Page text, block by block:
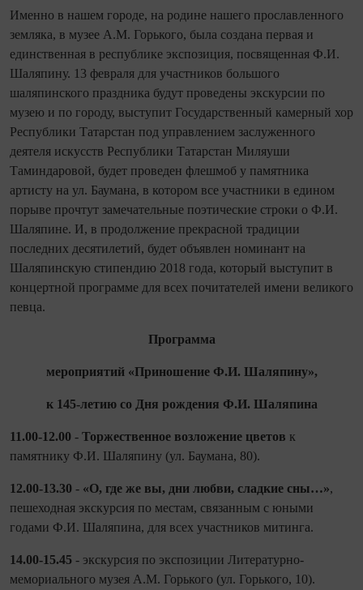
Именно в нашем городе, на родине нашего прославленного
земляка, в музее А.М. Горького, была создана первая и
единственная в республике экспозиция, посвященная Ф.И.
Шаляпину. 13 февраля для участников большого
шаляпинского праздника будут проведены экскурсии по
музею и по городу, выступит Государственный камерный хор
Республики Татарстан под управлением заслуженного
деятеля искусств Республики Татарстан Миляуши
Таминдаровой, будет проведен флешмоб у памятника
артисту на ул. Баумана, в котором все участники в едином
порыве прочтут замечательные поэтические строки о Ф.И.
Шаляпине. И, в продолжение прекрасной традиции
последних десятилетий, будет объявлен номинант на
Шаляпинскую стипендию 2018 года, который выступит в
концертной программе для всех почитателей имени великого
певца.
Программа
мероприятий «Приношение Ф.И. Шаляпину»,
к 145-летию со Дня рождения Ф.И. Шаляпина
11.00-12.00 - Торжественное возложение цветов к
памятнику Ф.И. Шаляпину (ул. Баумана, 80).
12.00-13.30 - «О, где же вы, дни любви, сладкие сны…»,
пешеходная экскурсия по местам, связанным с юными
годами Ф.И. Шаляпина, для всех участников митинга.
14.00-15.45 - экскурсия по экспозиции Литературно-
мемориального музея А.М. Горького (ул. Горького, 10).